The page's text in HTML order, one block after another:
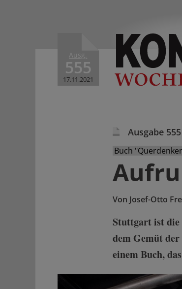
Ausg.
555
17.11.2021
Ausgabe 555
Buch
Von Josef-Otto
Stuttgart ist die
dem Gemüt der
einem Buch,